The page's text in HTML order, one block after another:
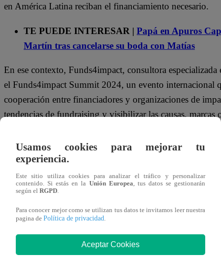
en América Latina reciban el financiamiento necesario.
TE PUEDE INTERESAR | Papá en Apuros
Martín tras cancelarse su boda con Matías
En ese contexto, Funds4impact, consultora
el Funds4impact Summit 2024, un evento internacional
cooperación entre financiadores y organizaciones de
tendencias de fundraising y visibilizar las causas,
Este 30 y 31 de mayo de 2024, más de 200
para el desarrollo, como conexiones significativas,
profesionales y espacios para promover proyectos de
posiciona como un evento clave para impulsar el
“Ninguna comunidad puede cambiar solo con el
Usamos cookies para mejorar tu
experiencia.
Este sitio utiliza cookies para analizar el tráfico y personalizar
contenido. Si estás en la Unión Europea, tus datos se gestionarán
según el RGPD.
Para conocer mejor como se utilizan tus datos te invitamos leer nuestra
pagina de Política de privacidad.
Aceptar Cookies